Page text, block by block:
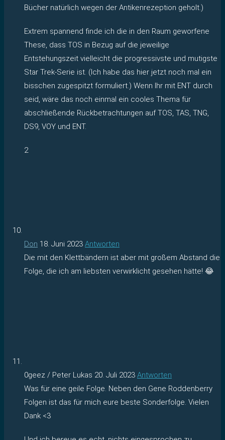
Bücher natürlich wegen der Antikenrezeption geholt.)
Extrem spannend finde ich die in den Raum geworfene
These, dass TOS in Bezug auf die jeweilige
Entstehungszeit vielleicht die progressivste und mutigste
Star Trek-Serie ist. (Ich habe das hier jetzt noch mal ein
bisschen zugespitzt formuliert.) Wenn Ihr mit ENT durch
seid, wäre das noch einmal ein cooles Thema für
abschließende Rückbetrachtungen auf TOS, TAS, TNG,
DS9, VOY und ENT.
2
Don 18. Juni 2023 Antworten
Die mit den Klettbändern ist aber mit großem Abstand die
Folge, die ich am liebsten verwirklicht gesehen hätte! 😂
0geez / Peter Lukas 20. Juli 2023 Antworten
Was für eine geile Folge. Neben den Gene Roddenberry
Folgen ist das für mich eure beste Sonderfolge. Vielen
Dank <3